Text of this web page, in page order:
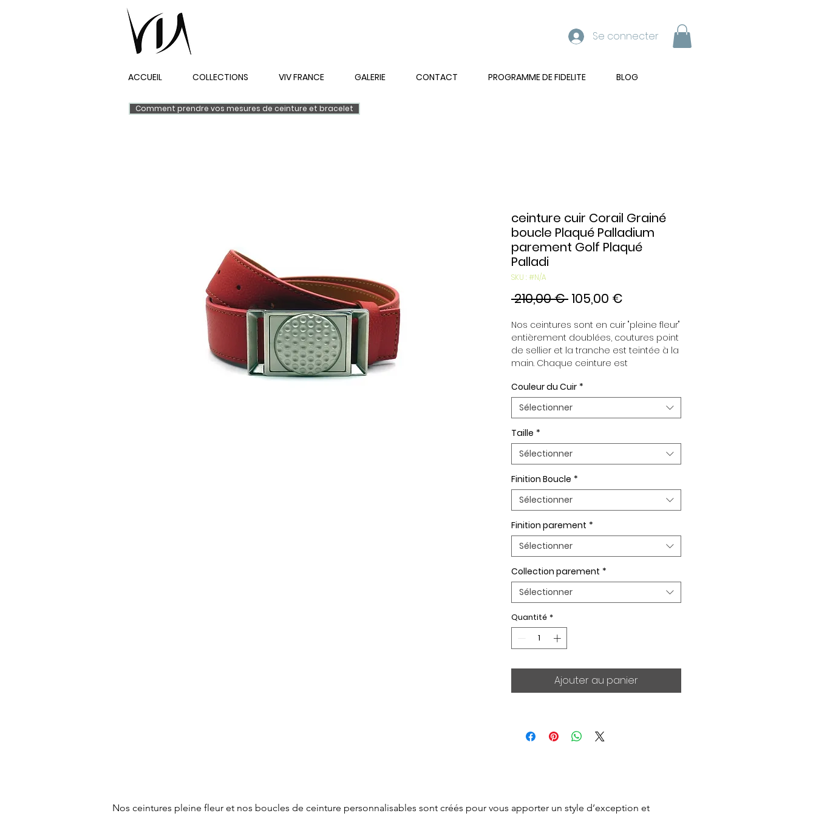
Se connecter
ACCUEIL COLLECTIONS VIV FRANCE GALERIE CONTACT PROGRAMME DE FIDELITE BLOG
Comment prendre vos mesures de ceinture et bracelet
ceinture cuir Corail Grainé
boucle Plaqué Palladium
parement Golf Plaqué
Palladi
SKU : #N/A
210,00 € Prix
105,00 €
Nos ceintures sont en cuir "pleine fleur"
entièrement doublées, coutures point
de sellier et la tranche est teintée à la
main. Chaque ceinture est
permettre d’associer vos ensembles
en fonction de vos envies. Toutes nos
ceintures sont en largeur 32mm.
Boucle plaquée Or ou Palladium,
Parement de boucle Plaqué Or ou
Palladium.
Couleur du Cuir *
Sélectionner
Taille *
Sélectionner
Finition Boucle *
Sélectionner
Finition parement *
Sélectionner
Collection parement *
Sélectionner
Quantité *
Ajouter au panier
Nos ceintures pleine fleur et nos boucles de ceinture personnalisables sont créés pour vous apporter un style d’exception et